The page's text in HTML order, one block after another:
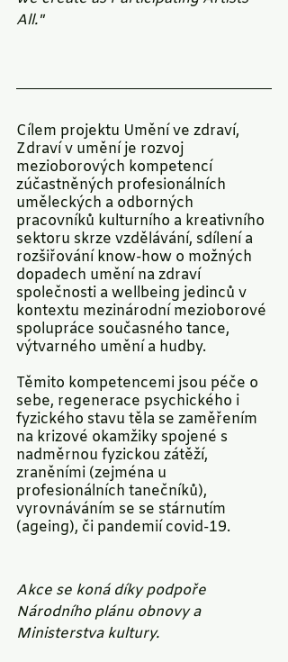
All."
Cílem projektu Umění ve zdraví,
Zdraví v umění je rozvoj
mezioborových kompetencí
zúčastněných profesionálních
uměleckých a odborných
pracovníků kulturního a kreativního
sektoru skrze vzdělávání, sdílení a
rozšiřování know-how o možných
dopadech umění na zdraví
společnosti a wellbeing jedinců v
kontextu mezinárodní mezioborové
spolupráce současného tance,
výtvarného umění a hudby.
Těmito kompetencemi jsou péče o
sebe, regenerace psychického i
fyzického stavu těla se zaměřením
na krizové okamžiky spojené s
nadměrnou fyzickou zátěží,
zraněními (zejména u
profesionálních tanečníků),
vyrovnáváním se se stárnutím
(ageing), či pandemií covid-19.
Akce se koná díky podpoře
Národního plánu obnovy a
Ministerstva kultury.